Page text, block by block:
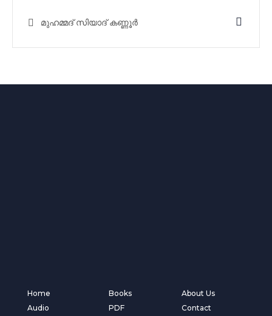
മുഹമ്മദ്‌ സിയാദ് കണ്ണൂർ
Home
Audio
Books
PDF
About Us
Contact